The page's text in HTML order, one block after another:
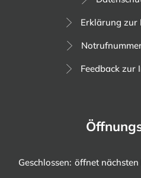
Erklärung zur
Feedback zur
Klicken, um weitere
Geschlossen: öffnet